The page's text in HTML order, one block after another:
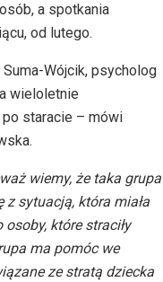
a spotkania
od lutego.
Wójcik, psycholog
wieloletnie
staracie – mówi
wiemy, że taka grupa
sytuacją, która miała
które straciły
ma pomóc we
ze stratą dziecka